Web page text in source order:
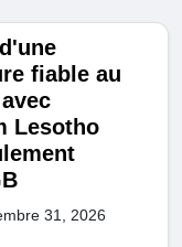
fiable au
Lesotho
31, 2026